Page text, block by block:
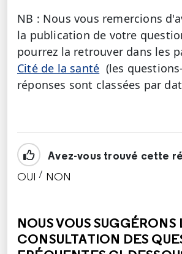
NB : Nous vous remercions
la publication de votre
pourrez la retrouver dans les
Cité de la santé (les questions-
réponses sont classées par
Avez-vous trouvé cette
OUI / NON
NOUS VOUS SUGGÉRONS
CONSULTATION DES